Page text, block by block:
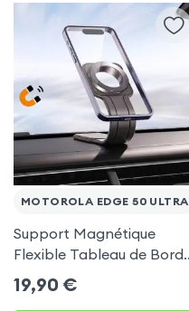
MOTOROLA EDGE 50 ULTRA
Support Magnétique
Flexible Tableau de Bord
et Écran central pour
Motorola Edge 50 Ultra
19,90 €